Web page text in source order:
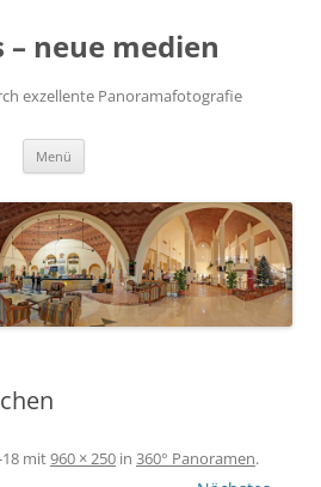
– neue medien
exzellente Panoramafotografie
Menü
mit960 × 250 in 360° Panoramen.